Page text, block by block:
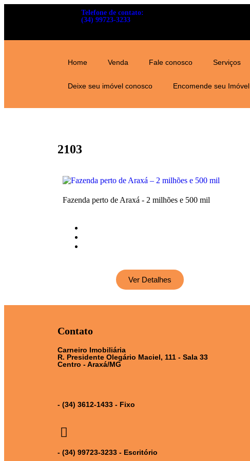
Telefone de contato:
(34) 99723-3233
Home Venda Fale conosco Serviços
Deixe seu imóvel conosco Encomende seu Imóvel
2103
Fazenda perto de Araxá - 2 milhões e 500 mil
Ver Detalhes
Contato
Carneiro Imobiliária
R. Presidente Olegário Maciel, 111 - Sala 33
Centro - Araxá/MG
- (34) 3612-1433 - Fixo
- (34) 99723-3233 - Escritório